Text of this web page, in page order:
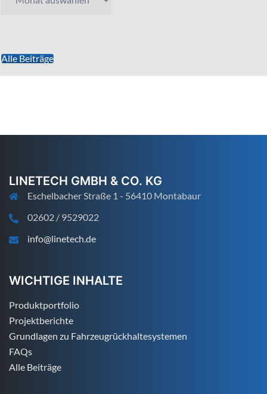
Alle Beiträge
LINETECH GMBH & CO. KG
Eschelbacher Straße 1 - 56410 Montabaur
02602 / 9529022
info@linetech.de
WICHTIGE INHALTE
Produktportfolio
Projektberichte
Grundlagen zu Fahrzeugrückhaltesystemen
FAQs
Alle Beiträge